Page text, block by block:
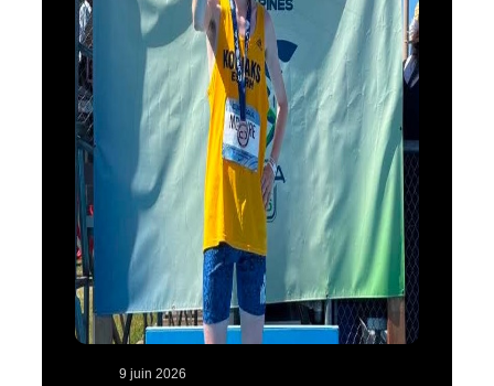
9 juin 2026